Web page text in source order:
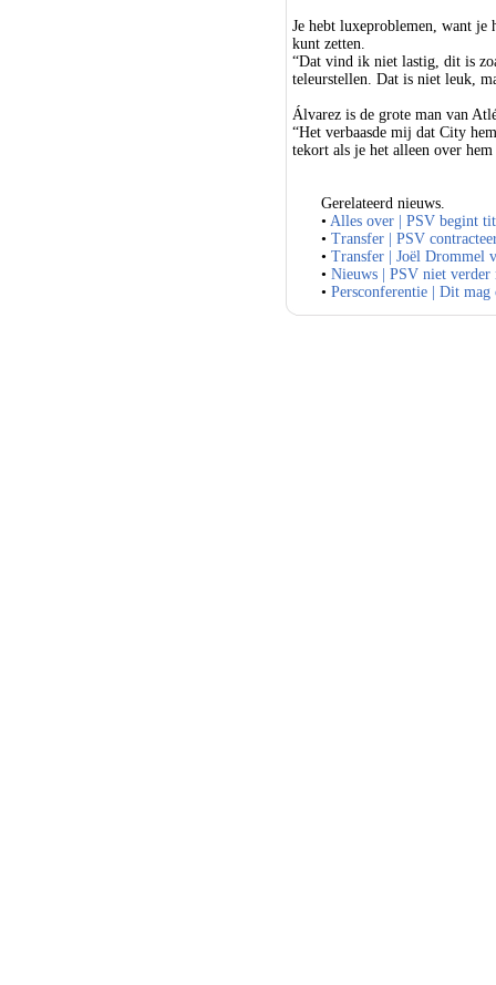
Je hebt luxeproblemen, want je
kunt zetten.
“Dat vind ik niet lastig, dit is
teleurstellen. Dat is niet leuk,
Álvarez is de grote man van
“Het verbaasde mij dat City
tekort als je het alleen over
Gerelateerd nieuws.
• Alles over | PSV begint
• Transfer | PSV
• Transfer | Joël Drommel
• Nieuws | PSV niet verder
• Persconferentie | Dit mag